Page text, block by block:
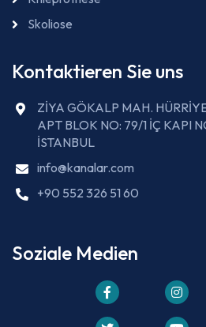
Skoliose
Kontaktieren Sie uns
ZİYA GÖKALP MAH.
APT BLOK NO: 79/1 İÇ KAPI
İSTANBUL
info@kanalar.com
+90 552 326 51 60
Soziale Medien